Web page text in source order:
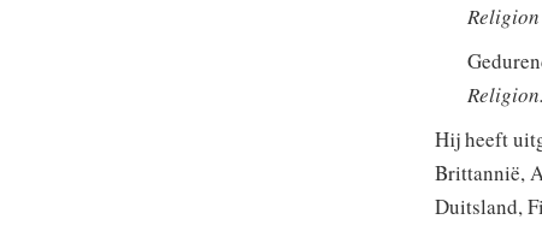
Religion
Religion.
Hij heeft
Brittannië,
Duitsland,